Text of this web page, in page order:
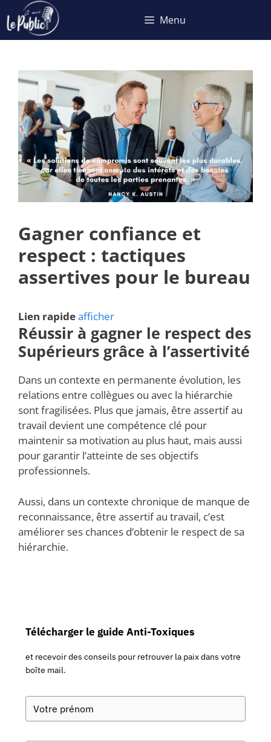
au
contenu
Menu
Gagner confiance et
respect : tactiques
assertives pour le bureau
Lien rapideafficher
Réussir à gagner le respect des
Supérieurs grâce à l’assertivité
Dans un contexte en permanente évolution, les
relations entre collègues ou avec la hiérarchie
sont fragilisées. Plus que jamais, être assertif au
travail devient une compétence clé pour
maintenir sa motivation au plus haut, mais aussi
pour garantir l’atteinte de ses objectifs
professionnels.
Aussi, dans un contexte chronique de manque de
reconnaissance, être assertif au travail, c’est
améliorer ses chances d’obtenir le respect de sa
hiérarchie.
Télécharger le guide Anti-Toxiques
et recevoir des conseils pour retrouver la paix dans votre
boîte mail.